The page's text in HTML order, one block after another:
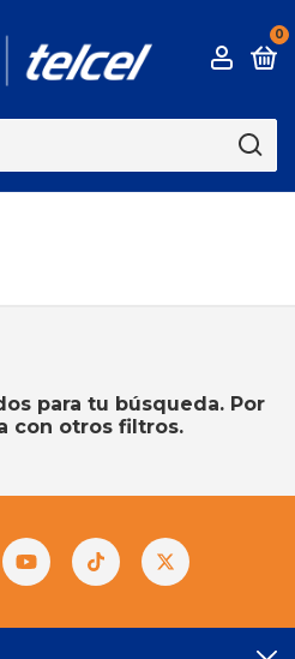
0
para tu búsqueda. Por
con otros filtros.